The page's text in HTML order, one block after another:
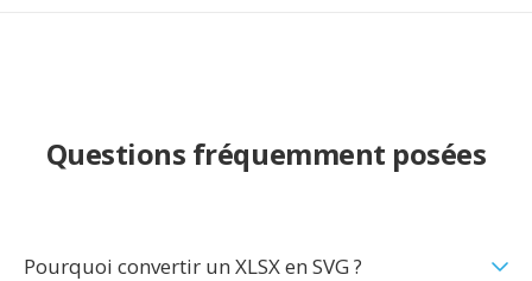
Questions fréquemment posées
Pourquoi convertir un XLSX en SVG ?